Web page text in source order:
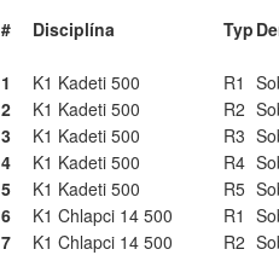
# Disciplína Typ
1
K1 Kadeti 500 R1
2
K1 Kadeti 500 R2
3
K1 Kadeti 500 R3
4
K1 Kadeti 500 R4
5
K1 Kadeti 500 R5
6
K1 Chlapci 14 500 R1
7
K1 Chlapci 14 500 R2